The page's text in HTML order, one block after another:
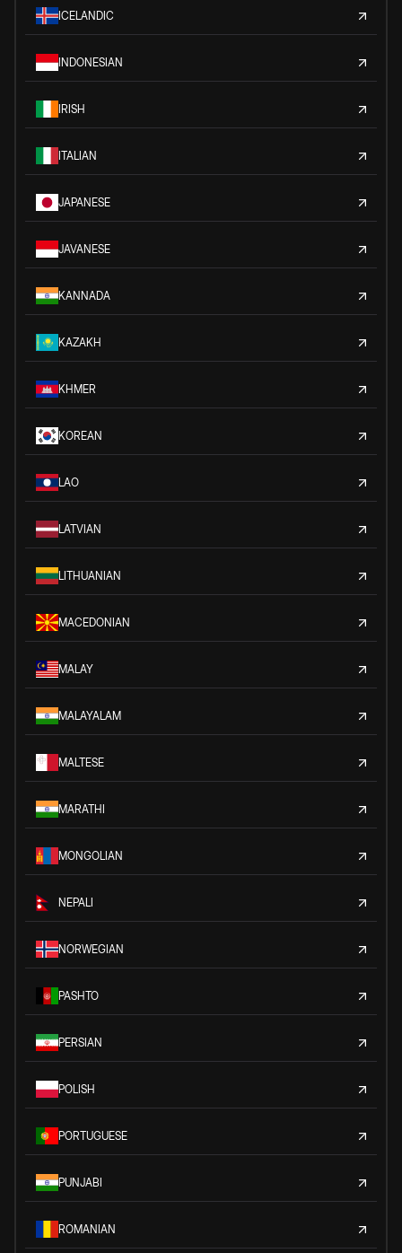
ICELANDIC
INDONESIAN
IRISH
ITALIAN
JAPANESE
JAVANESE
KANNADA
KAZAKH
KHMER
KOREAN
LAO
LATVIAN
LITHUANIAN
MACEDONIAN
MALAY
MALAYALAM
MALTESE
MARATHI
MONGOLIAN
NEPALI
NORWEGIAN
PASHTO
PERSIAN
POLISH
PORTUGUESE
PUNJABI
ROMANIAN